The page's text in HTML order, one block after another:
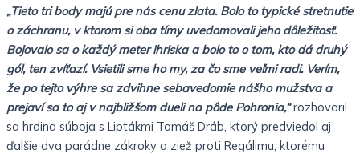
„Tieto tri body majú pre nás cenu zlata. Bolo to typické stretnutie
o záchranu, v ktorom si oba tímy uvedomovali jeho dôležitosť.
Bojovalo sa o každý meter ihriska a bolo to o tom, kto dá druhý
gól, ten zvíťazí. Vsietili sme ho my, za čo sme veľmi radi. Verím,
že po tejto výhre sa zdvihne sebavedomie nášho mužstva a
prejaví sa to aj v najbližšom dueli na pôde Pohronia,“rozhovoril
sa hrdina súboja s Liptákmi Tomáš Dráb, ktorý predviedol aj
ďalšie dva parádne zákroky a ziež proti Regálimu, ktorému